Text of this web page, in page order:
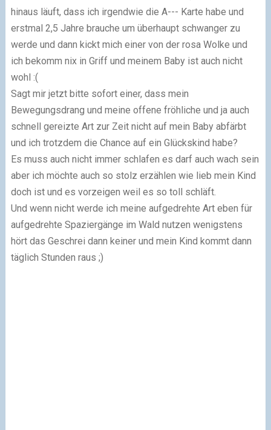
hinaus läuft, dass ich irgendwie die A--- Karte habe und
erstmal 2,5 Jahre brauche um überhaupt schwanger zu
werde und dann kickt mich einer von der rosa Wolke und
ich bekomm nix in Griff und meinem Baby ist auch nicht
wohl :(
Sagt mir jetzt bitte sofort einer, dass mein
Bewegungsdrang und meine offene fröhliche und ja auch
schnell gereizte Art zur Zeit nicht auf mein Baby abfärbt
und ich trotzdem die Chance auf ein Glückskind habe?
Es muss auch nicht immer schlafen es darf auch wach sein
aber ich möchte auch so stolz erzählen wie lieb mein Kind
doch ist und es vorzeigen weil es so toll schläft.
Und wenn nicht werde ich meine aufgedrehte Art eben für
aufgedrehte Spaziergänge im Wald nutzen wenigstens
hört das Geschrei dann keiner und mein Kind kommt dann
täglich Stunden raus ;)